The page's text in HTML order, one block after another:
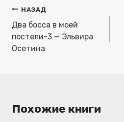
Навигация
по
записям
НАЗАД
Два босса в моей
постели-3 — Эльвира
Осетина
Похожие книги